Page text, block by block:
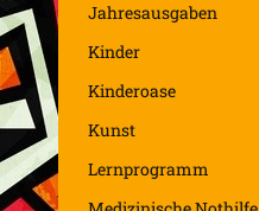
Jahresausgaben
Kinder
Kinderoase
Kunst
Lernprogramm